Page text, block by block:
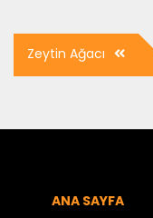
Yazı
dolaşımı
Zeytin Ağacı
ANA SAYFA